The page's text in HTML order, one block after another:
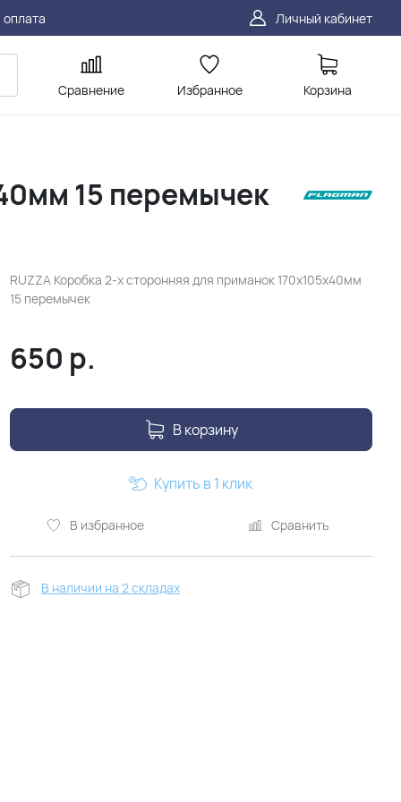
Личный кабинет
Сравнение Избранное Корзина
15 перемычек
RUZZA Коробка 2-х сторонняя для приманок 170x105x40мм
15 перемычек
650 р.
В корзину
В избранное Сравнить
Купить в 1 клик
В наличии на 2 складах